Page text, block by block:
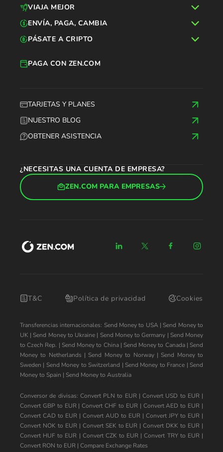
TARJETAS Y PLANES
NUESTRO BLOG
OBTENER ASISTENCIA
PAGA CON ZEN.COM
¿NECESITAS UNA CUENTA DE EMPRESA?
ZEN.COM PARA EMPRESAS
VIAJA MEJOR
ENVÍA, PAGA, CAMBIA
PÁSATE A CRIPTO
T&C Política de privacidad Cookies
Transferencias internacionales: Send Money to USA| Send Money to
UK | Send Money to Ukraine | Send Money to Germany | Send Money
to Czech Rep. | Send Money to China| Send Money to Canada| Send
Money to Netherlands | Send Money to Norway| Send Money to
Sweden | Send Money to Switzerland | Send Money to France | Send
Money to Spain | Send Money to Australia
Conversor de divisas: Convert PLN to EUR| Convert USD to EUR|
Convert GBP to EUR|Convert CHF to EUR| Convert AED to EUR |
Convert CAD to EUR | Convert AUD to EUR | Convert JPY to EUR |
Convert NOK to EUR| Convert SEK to EUR |Convert DKK to EUR |
Convert HUF to EUR | Convert CZK to EUR |Convert TRY to EUR|
Convert RON to EUR | Compare Exchange Rates